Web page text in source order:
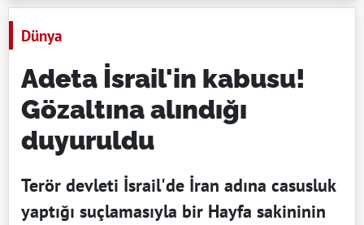
Dünya
Adeta İsrail'in kabusu!
Gözaltına alındığı
duyuruldu
Terör devleti İsrail'de İran adına casusluk
yaptığı suçlamasıyla bir Hayfa sakininin